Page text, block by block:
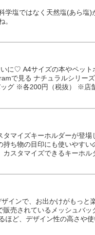
塩ではなく天然塩(あら塩)
。
に♡ A4サイズの本やペット
で見る ナチュラルシリー
グ ※各200円（税抜） ※店
マイズキーホルダーが登
ち物の目印にも使いやすい
スタマイズできるキーホル
インで、お出かけがもっと
売されているメッシュバッ
ど、デザイン性の高さや使